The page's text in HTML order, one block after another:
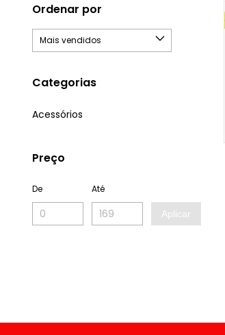
Ordenar por
Categorias
Acessórios
Preço
De Até
Aplicar